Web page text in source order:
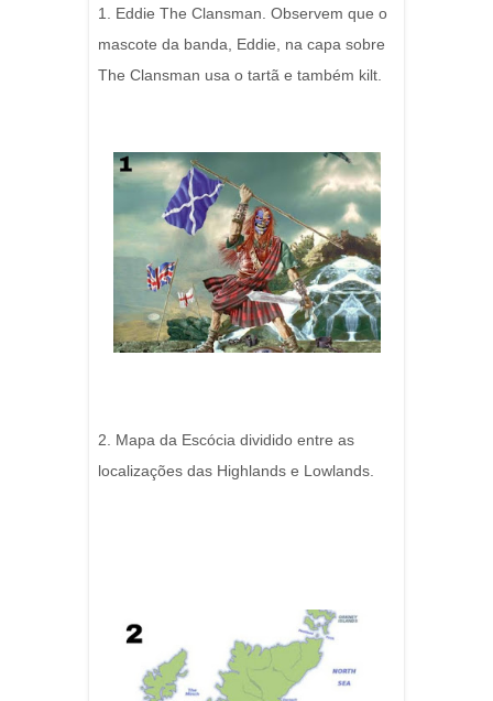
1. Eddie The Clansman. Observem que o
mascote da banda, Eddie, na capa sobre
The Clansman usa o tartã e também kilt.
2. Mapa da Escócia dividido entre as
localizações das Highlands e Lowlands.